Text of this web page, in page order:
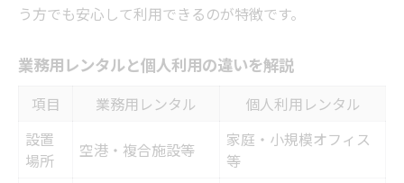
う方でも安心して利用できるのが特徴です。
業務用レンタルと個人利用の違いを解説
項目 業務用レンタル
個人利用レンタル
設置
場所
空港・複合施設等
家庭・小規模オフィス
等